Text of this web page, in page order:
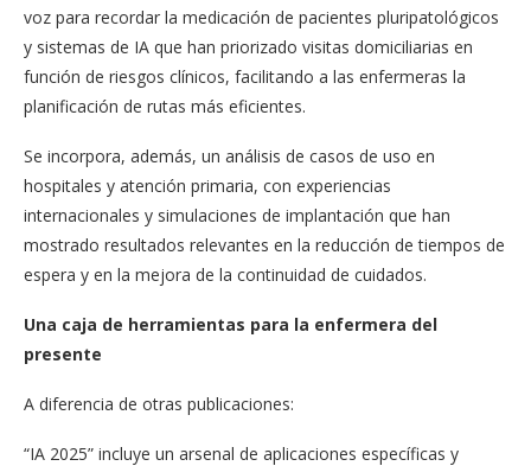
voz para recordar la medicación de pacientes pluripatológicos
y sistemas de IA que han priorizado visitas domiciliarias en
función de riesgos clínicos, facilitando a las enfermeras la
planificación de rutas más eficientes.
Se incorpora, además, un análisis de casos de uso en
hospitales y atención primaria, con experiencias
internacionales y simulaciones de implantación que han
mostrado resultados relevantes en la reducción de tiempos de
espera y en la mejora de la continuidad de cuidados.
Una caja de herramientas para la enfermera del
presente
A diferencia de otras publicaciones:
“IA 2025” incluye un arsenal de aplicaciones específicas y